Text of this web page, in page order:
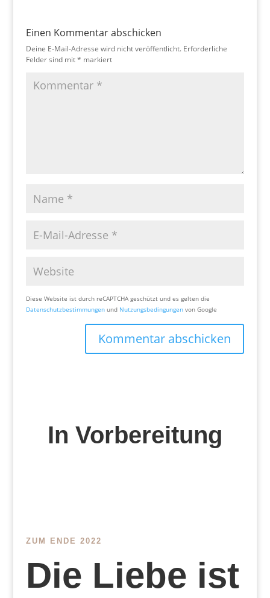
Einen Kommentar abschicken
Deine E-Mail-Adresse wird nicht veröffentlicht. Erforderliche
Felder sind mit* markiert
Diese Website ist durch reCAPTCHA geschützt und es gelten die
Datenschutzbestimmungenund Nutzungsbedingungenvon Google
Kommentar abschicken
In Vorbereitung
ZUM ENDE 2022
Die Liebe ist